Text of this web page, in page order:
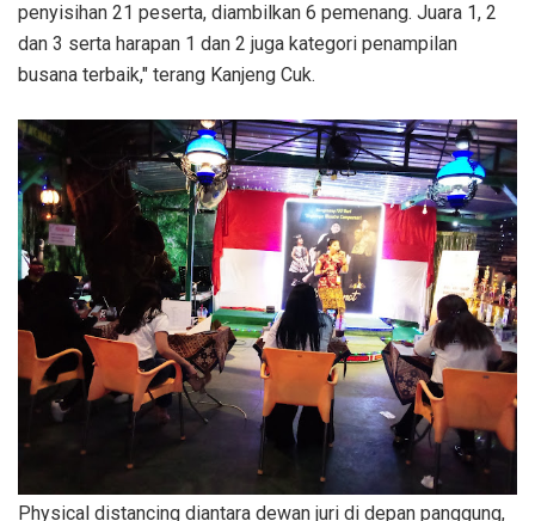
penyisihan 21 peserta, diambilkan 6 pemenang. Juara 1, 2
dan 3 serta harapan 1 dan 2 juga kategori penampilan
busana terbaik," terang Kanjeng Cuk.
Physical distancing diantara dewan juri di depan panggung,